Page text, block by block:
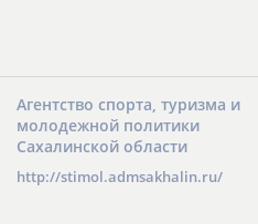
Агентство спорта, туризма и
молодежной политики
Сахалинской области
http://stimol.admsakhalin.ru/